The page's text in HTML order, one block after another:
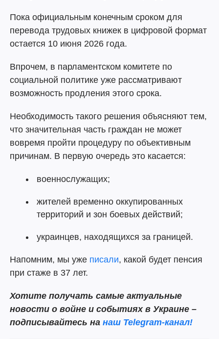
Пока официальным конечным сроком для
перевода трудовых книжек в цифровой формат
остается 10 июня 2026 года.
Впрочем, в парламентском комитете по
социальной политике уже рассматривают
возможность продления этого срока.
Необходимость такого решения объясняют тем,
что значительная часть граждан не может
вовремя пройти процедуру по объективным
причинам. В первую очередь это касается:
военнослужащих;
жителей временно оккупированных
территорий и зон боевых действий;
украинцев, находящихся за границей.
Напомним, мы уже писали, какой будет пенсия
при стаже в 37 лет.
Хотите получать самые актуальные
новости о войне и событиях в Украине –
подписывайтесь на наш Telegram-канал!